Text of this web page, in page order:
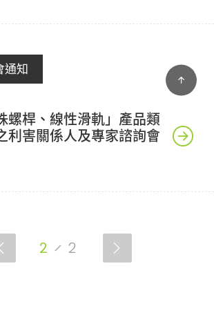
通知
螺桿、線性滑軌」產品類
害關係人及專家諮詢會
2 2